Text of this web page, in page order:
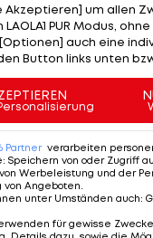
Lisa
das
andere Wachs-
dass wir im
Akzeptieren] um allen
PUR Modus,
auch eine
Button links unten
Partner verarbeiten
: Speichern von oder Zugriff
Werbeleistung und der
von Angeboten.
unter Umständen auch:
für gewisse